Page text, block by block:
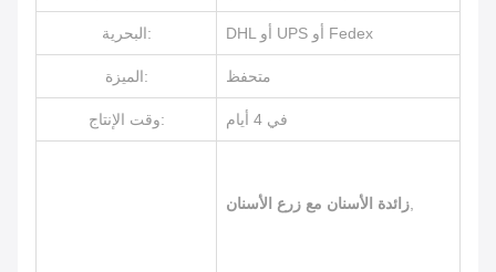
البحرية: DHL أو UPS أو Fedex
الميزة: متحفظ
وقت الإنتاج: في 4 أيام
زائدة الأسنان مع زرع الأسنان